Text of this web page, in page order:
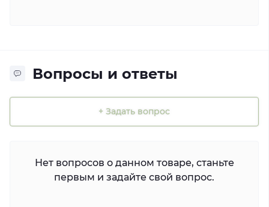
Вопросы и ответы
+ Задать вопрос
Нет вопросов о данном товаре, станьте
первым и задайте свой вопрос.